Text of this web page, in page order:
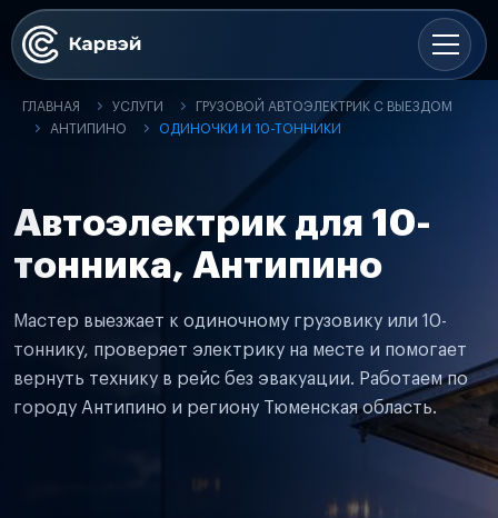
ГЛАВНАЯ УСЛУГИ
ГРУЗОВОЙ АВТОЭЛЕКТРИК С ВЫЕЗДОМ
АНТИПИНО
ОДИНОЧКИ И 10-ТОННИКИ
Автоэлектрик для 10-
тонника, Антипино
Мастер выезжает к одиночному грузовику или 10-
тоннику, проверяет электрику на месте и помогает
вернуть технику в рейс без эвакуации. Работаем по
городу Антипино и региону Тюменская область.